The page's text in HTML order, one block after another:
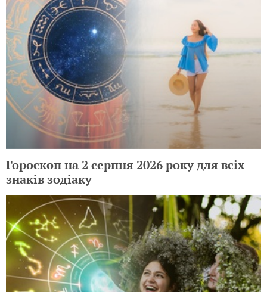
Гороскоп на 2 серпня 2026 року для всіх
знаків зодіаку